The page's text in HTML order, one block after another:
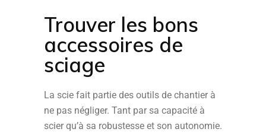
Trouver les bons
accessoires de
sciage
La scie fait partie des outils de chantier à
ne pas négliger. Tant par sa capacité à
scier qu’à sa robustesse et son autonomie.